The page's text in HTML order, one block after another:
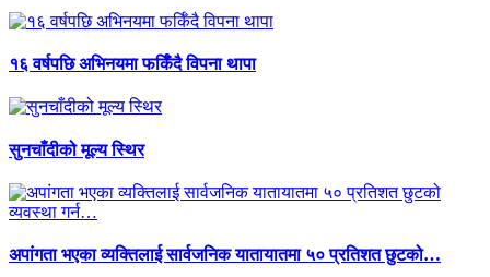
१६ वर्षपछि अभिनयमा फर्किँदै विपना थापा
सुनचाँदीको मूल्य स्थिर
अपांगता भएका व्यक्तिलाई सार्वजनिक यातायातमा ५० प्रतिशत छुटको…